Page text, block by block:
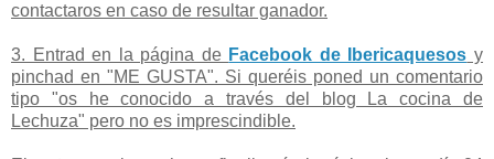
contactaros en caso de resultar ganador.
3. Entrad en la página de Facebook de Ibericaquesos y
pinchad en "ME GUSTA". Si queréis poned un comentario
tipo "os he conocido a través del blog La cocina de
Lechuza" pero no es imprescindible.